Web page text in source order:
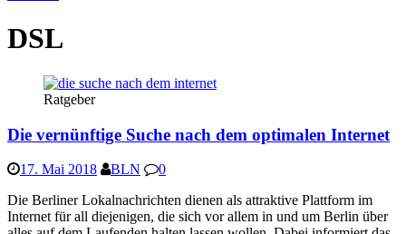
DSL
Ratgeber
Die vernünftige Suche nach dem optimalen Internet
17. Mai 2018 BLN
0
Die Berliner Lokalnachrichten dienen als attraktive Plattform im
Internet für all diejenigen, die sich vor allem in und um Berlin über